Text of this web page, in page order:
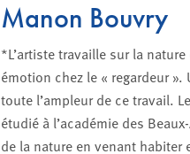
Manon Bouvry
*L’artiste travaille sur la
émotion chez le « regardeur
toute l’ampleur de ce travail.
étudié à l’académie des
de la nature en venant